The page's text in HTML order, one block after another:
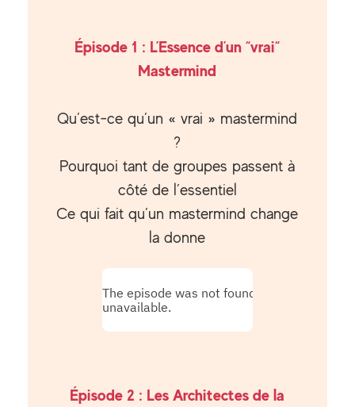
Épisode 1 : L’Essence d’un “vrai“
Mastermind
Qu’est-ce qu’un « vrai » mastermind
?
Pourquoi tant de groupes passent à
côté de l’essentiel
Ce qui fait qu’un mastermind change
la donne
Épisode 2 : Les Architectes de la